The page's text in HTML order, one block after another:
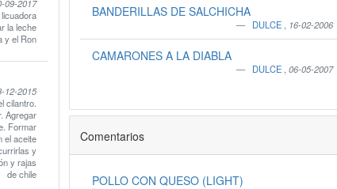
09-2017
la leche
y el Ron
12-2015
cilantro.
Agregar
Formar
el aceite
y
y rajas
de chile
BANDERILLAS DE SALCHICHA
DULCE 16-02-2006
CAMARONES A LA DIABLA
DULCE ,06-05-2007
Comentarios
POLLO CON QUESO (LIGHT)